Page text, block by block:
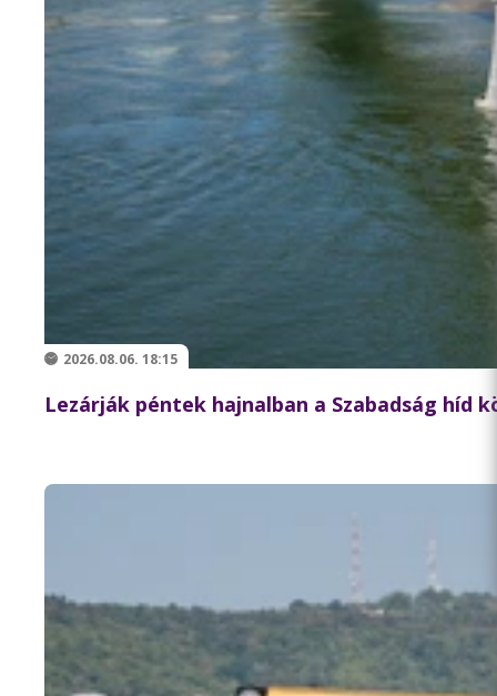
2026.08.06. 18:15
Lezárják péntek hajnalban a Szabadság híd